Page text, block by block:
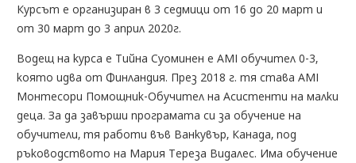
Курсът е организиран в 3 седмици от 16 до 20 март и
от 30 март до 3 април 2020г.
Водещ на курса е Тийна Суоминен е AMI обучител 0-3,
която идва от Финландия. През 2018 г. тя става AMI
Монтесори Помощник-Обучител на Асистенти на малки
деца. За да завърши програмата си за обучение на
обучители, тя работи във Ванкувър, Канада, под
ръководството на Мария Тереза Видалес. Има обучение